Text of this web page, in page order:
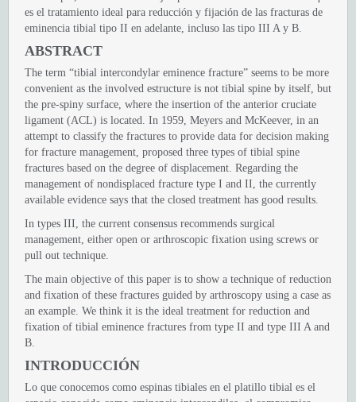
es el tratamiento ideal para reducción y fijación de las fracturas de
eminencia tibial tipo II en adelante, incluso las tipo III A y B.
ABSTRACT
The term “tibial intercondylar eminence fracture” seems to be more
convenient as the involved estructure is not tibial spine by itself, but
the pre-spiny surface, where the insertion of the anterior cruciate
ligament (ACL) is located. In 1959, Meyers and McKeever, in an
attempt to classify the fractures to provide data for decision making
for fracture management, proposed three types of tibial spine
fractures based on the degree of displacement. Regarding the
management of nondisplaced fracture type I and II, the currently
available evidence says that the closed treatment has good results.
In types III, the current consensus recommends surgical
management, either open or arthroscopic fixation using screws or
pull out technique.
The main objective of this paper is to show a technique of reduction
and fixation of these fractures guided by arthroscopy using a case as
an example. We think it is the ideal treatment for reduction and
fixation of tibial eminence fractures from type II and type III A and
B.
INTRODUCCIÓN
Lo que conocemos como espinas tibiales en el platillo tibial es el